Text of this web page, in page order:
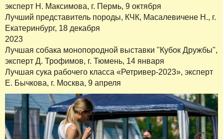
эксперт Н. Максимова, г. Пермь, 9 октября
Лучший представитель породы, КЧК, Масалевичене Н., г.
Екатеринбург, 18 декабря
2023
Лучшая собака монопородной выставки "Кубок Дружбы",
эксперт Д. Трофимов, г. Тюмень, 14 января
Лучшая сука рабочего класса «Ретривер-2023», эксперт
Е. Бычкова, г. Москва, 9 апреля